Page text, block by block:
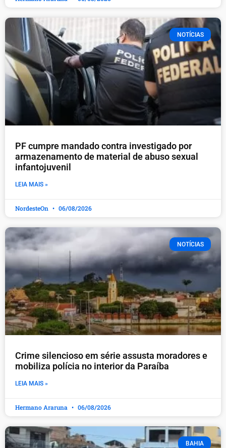
NOTÍCIAS
PF cumpre mandado contra investigado por
armazenamento de material de abuso sexual
infantojuvenil
LEIA MAIS »
NordesteOn 06/08/2026
NOTÍCIAS
Crime silencioso em série assusta moradores e
mobiliza polícia no interior da Paraíba
LEIA MAIS »
Hermano Araruna 06/08/2026
BAHIA